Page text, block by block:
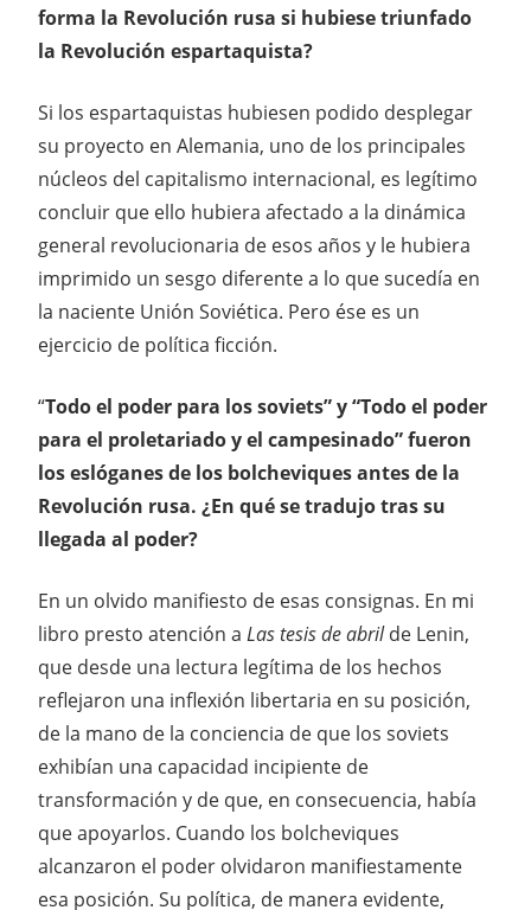
forma la Revolución rusa si hubiese triunfado
la Revolución espartaquista?
Si los espartaquistas hubiesen podido desplegar
su proyecto en Alemania, uno de los principales
núcleos del capitalismo internacional, es legítimo
concluir que ello hubiera afectado a la dinámica
general revolucionaria de esos años y le hubiera
imprimido un sesgo diferente a lo que sucedía en
la naciente Unión Soviética. Pero ése es un
ejercicio de política ficción.
“Todo el poder para los soviets” y “Todo el poder
para el proletariado y el campesinado” fueron
los eslóganes de los bolcheviques antes de la
Revolución rusa. ¿En qué se tradujo tras su
llegada al poder?
En un olvido manifiesto de esas consignas. En mi
libro presto atención a Las tesis de abrilde Lenin,
que desde una lectura legítima de los hechos
reflejaron una inflexión libertaria en su posición,
de la mano de la conciencia de que los soviets
exhibían una capacidad incipiente de
transformación y de que, en consecuencia, había
que apoyarlos. Cuando los bolcheviques
alcanzaron el poder olvidaron manifiestamente
esa posición. Su política, de manera evidente,